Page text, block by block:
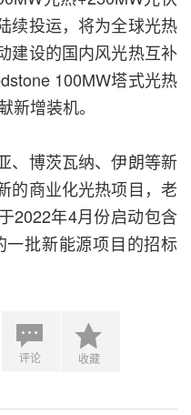
续投运，将为全球光热
建设的国内风光热互补
100MW塔式光热
新增装机。
、博茨瓦纳、伊朗等新
的商业化光热项目，老
2022年4月份启动包含
批新能源项目的招标
评论 收藏